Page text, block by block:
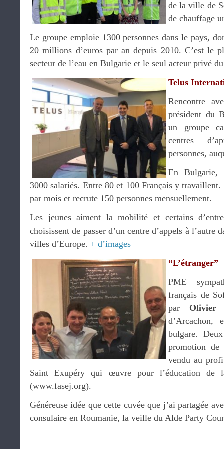
de la ville de
de chauffage
Le groupe emploie 1300 personnes dans le pays,
20 millions d’euros par an depuis 2010. C’est le
secteur de l’eau en Bulgarie et le seul acteur privé
Telus
Rencontre
président du
un groupe
centres
personnes,
En Bulgarie,
3000 salariés. Entre 80 et 100 Français y
par mois et recrute 150 personnes mensuellement.
Les jeunes aiment la mobilité et certains
choisissent de passer d’un centre d’appels à l’autre
villes d’Europe. + d’images
“L’étranger”
PME
français de
par Olivier
bulgare.
promotion de
vendu au
Saint Exupéry qui œuvre pour l’éducation de
(www.fasej.org).
Généreuse idée que cette cuvée que j’ai partagée
consulaire en Roumanie, la veille du Alde Party